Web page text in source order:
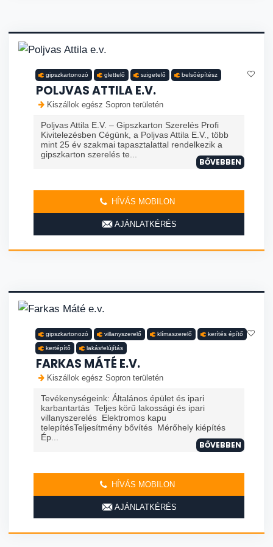
gipszkartonozó glettelő szigetelő belsőépítész
POLJVAS ATTILA E.V.
Kiszállok egész Sopron területén
Poljvas Attila E.V. – Gipszkarton Szerelés Profi
Kivitelezésben Cégünk, a Poljvas Attila E.V., több
mint 25 év szakmai tapasztalattal rendelkezik a
gipszkarton szerelés te...
BŐVEBBEN
HÍVÁS MOBILON
AJÁNLATKÉRÉS
gipszkartonozó villanyszerelő klímaszerelő kerítés építő
kertépítő lakásfelújítás
FARKAS MÁTÉ E.V.
Kiszállok egész Sopron területén
Tevékenységeink: Általános épület és ipari
karbantartás Teljes körű lakossági és ipari
villanyszerelés Elektromos kapu
telepítésTeljesítmény bővítés Mérőhely kiépítés
Ép...
BŐVEBBEN
HÍVÁS MOBILON
AJÁNLATKÉRÉS